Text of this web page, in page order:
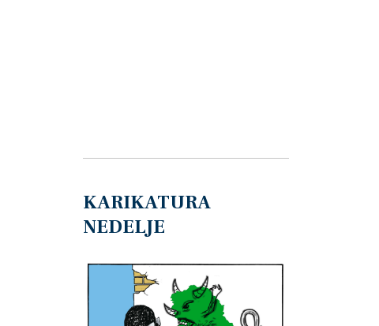
KARIKATURA
NEDELJE